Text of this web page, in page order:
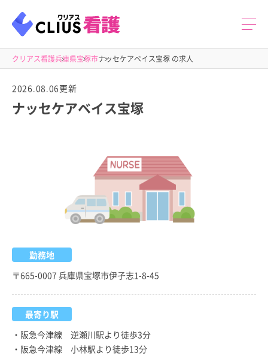
クリアス看護兵庫県宝塚市ナッセケアベイス宝塚 の求人
2026.08.06更新
ナッセケアベイス宝塚
勤務地
〒665-0007 兵庫県宝塚市伊孑志1-8-45
最寄り駅
・阪急今津線 逆瀬川駅より徒歩3分
・阪急今津線 小林駅より徒歩13分